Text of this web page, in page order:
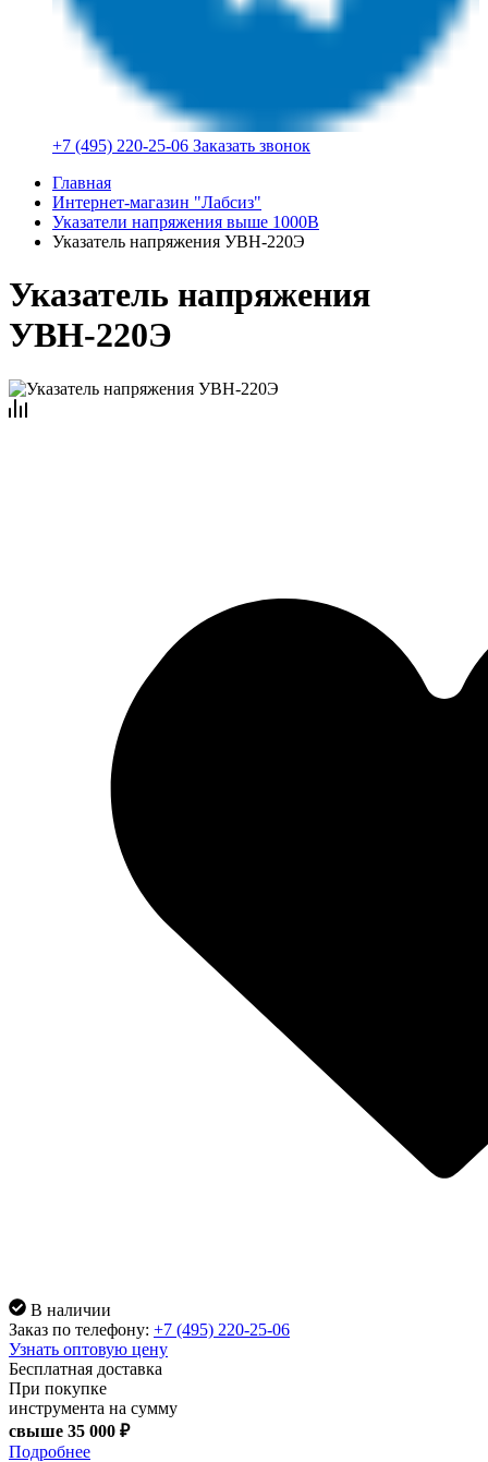
+7 (495) 220-25-06 Заказать звонок
Главная
Интернет-магазин "Лабсиз"
Указатели напряжения выше 1000В
Указатель напряжения УВН-220Э
Указатель напряжения
УВН-220Э
В наличии
Заказ по телефону: +7 (495) 220-25-06
Узнать оптовую цену
Бесплатная доставка
При покупке
инструмента на сумму
свыше 35 000 ₽
Подробнее